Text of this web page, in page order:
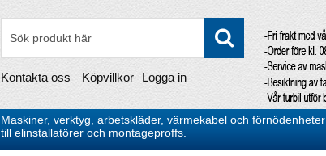
Kontakta oss Köpvillkor Logga in
Maskiner, verktyg, arbetskläder, värmekabel och förnödenheter
till elinstallatörer och montageproffs.